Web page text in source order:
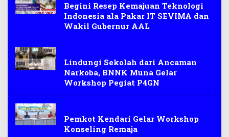
Begini Resep Kemajuan Teknologi
Indonesia ala Pakar IT SEVIMA dan
Wakil Gubernur AAL
Lindungi Sekolah dari Ancaman
Narkoba, BNNK Muna Gelar
Workshop Pegiat P4GN
Pemkot Kendari Gelar Workshop
Konseling Remaja